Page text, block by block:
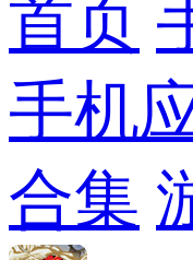
首页
手机
合集